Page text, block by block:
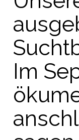
Im